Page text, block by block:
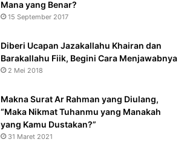
Mana yang Benar?
15 September 2017
Diberi Ucapan Jazakallahu Khairan dan
Barakallahu Fiik, Begini Cara Menjawabnya
2 Mei 2018
Makna Surat Ar Rahman yang Diulang,
“Maka Nikmat Tuhanmu yang Manakah
yang Kamu Dustakan?”
31 Maret 2021